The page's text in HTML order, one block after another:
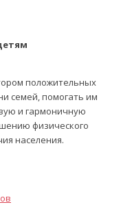
положительных
семей, помогать им
и гармоничную
физического
населения.